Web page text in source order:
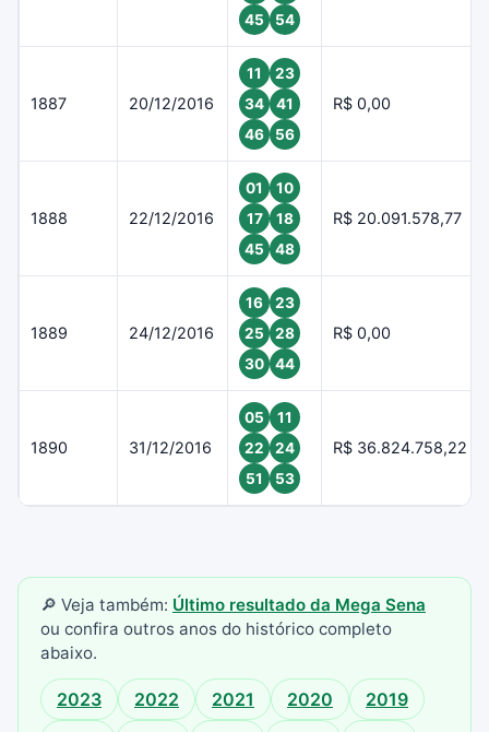
45
54
1887 20/12/2016
11
23
34
41
46
56
R$ 0,00
1888 22/12/2016
01
10
17
18
45
48
R$ 20.091.578,77
1889 24/12/2016
16
23
25
28
30
44
R$ 0,00
1890 31/12/2016
05
11
22
24
51
53
R$ 36.824.758,22
🔎 Veja também: Último resultado da Mega Sena
ou confira outros anos do histórico completo
abaixo.
2023 2022 2021 2020
2019